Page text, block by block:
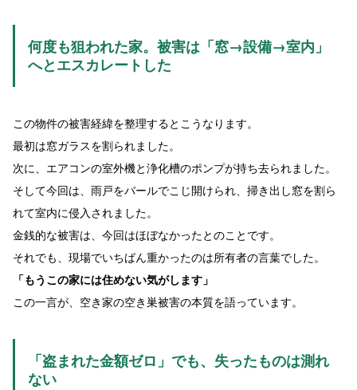
何度も狙われた家。被害は「窓→設備→室内」
へとエスカレートした
この物件の被害経緯を整理するとこうなります。
最初は窓ガラスを割られました。
次に、エアコンの室外機と浄化槽のポンプが持ち去られました。
そして今回は、雨戸をバールでこじ開けられ、掃き出し窓を割ら
れて室内に侵入されました。
金銭的な被害は、今回はほぼなかったとのことです。
それでも、現場でいちばん重かったのは所有者の言葉でした。
「もうこの家には住めない気がします」
この一言が、空き家の空き巣被害の本質を語っています。
「盗まれた金額ゼロ」でも、失ったものは測れ
ない